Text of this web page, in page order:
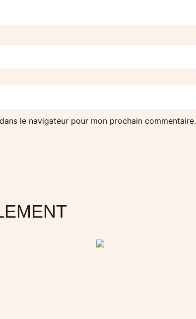
le navigateur pour mon prochain commentaire.